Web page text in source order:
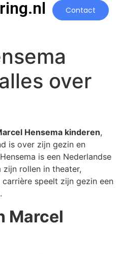
Contact
over
Hensema kinderen,
is over zijn gezin en
is een Nederlandse
rollen in theater,
speelt zijn gezin een
Marcel